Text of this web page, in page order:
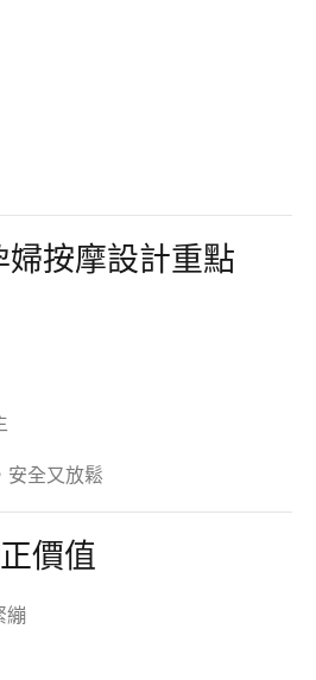
婦按摩設計重點
安全又放鬆
價值
繃